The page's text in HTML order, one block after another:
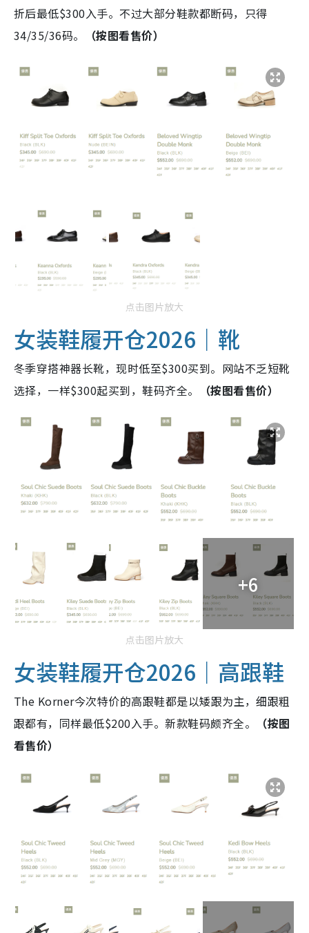
折后最低$300入手。不过大部分鞋款都断码，只得
34/35/36码。
（按图看售价）
点击图片放大
女装鞋履开仓2026｜靴
冬季穿搭神器长靴，现时低至$300买到。网站不乏短靴
选择，一样$300起买到，鞋码齐全。
（按图看售价）
+6
点击图片放大
女装鞋履开仓2026｜高跟鞋
The Korner今次特价的高跟鞋都是以矮跟为主，细跟粗
跟都有，同样最低$200入手。新款鞋码颇齐全。
（按图
看售价）